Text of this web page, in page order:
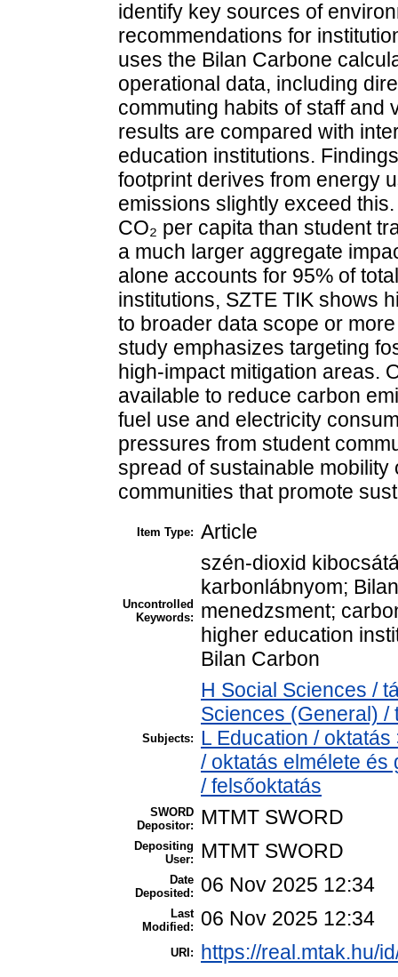
identify key sources of
recommendations for
uses the Bilan Carbone
operational data, including
commuting habits of staff and
results are compared with
education institutions.
footprint derives from energy
emissions slightly exceed
CO₂ per capita than student
a much larger aggregate
alone accounts for 95% of
institutions, SZTE TIK shows
to broader data scope or
study emphasizes targeting
high-impact mitigation areas.
available to reduce carbon
fuel use and electricity
pressures from student
spread of sustainable
communities that promote
Item Type: Article
Uncontrolled
Keywords:
szén-dioxid
karbonlábnyom;
menedzsment;
higher education
Bilan Carbon
Subjects:
H Social Sciences /
Sciences (General) /
L Education /
/ oktatás elmélete és
/ felsőoktatás
SWORD
Depositor:
MTMT SWORD
Depositing
User:
MTMT SWORD
Date
Deposited:
06 Nov 2025 12:34
Last
Modified:
06 Nov 2025 12:34
URI: https://real.mtak.hu/